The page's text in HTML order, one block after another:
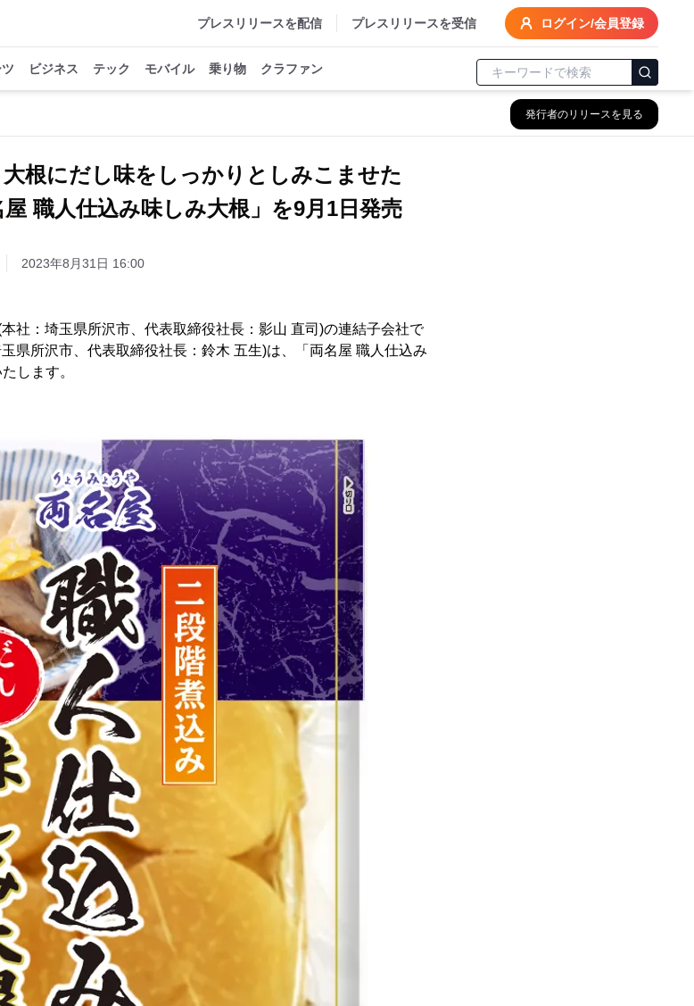
プレスリリースを配信 プレスリリースを受信 ログイン/会員登録
ビジネス テック モバイル 乗り物 クラファン
発行者のリリースを見る
根にだし味をしっかりとしみこませた
職人仕込み味しみ大根」を9月1日発売
2023年8月31日 16:00
社：埼玉県所沢市、代表取締役社長：影山 直司)の連結子会社で
県所沢市、代表取締役社長：鈴木 五生)は、「両名屋 職人仕込み
します。